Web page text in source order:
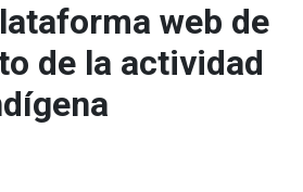
e
web de
de la actividad